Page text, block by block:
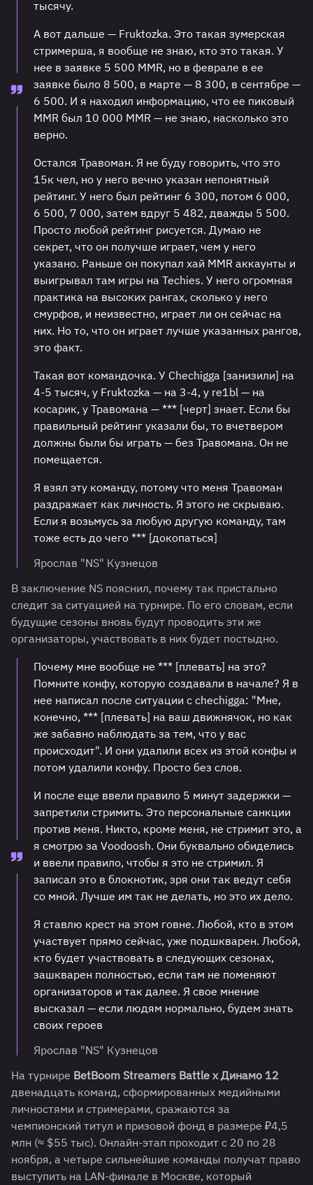
тысячу.
А вот дальше — Fruktozka. Это такая зумерская
стримерша, я вообще не знаю, кто это такая. У
нее в заявке 5 500 MMR, но в феврале в ее
заявке было 8 500, в марте — 8 300, в сентябре —
6 500. И я находил информацию, что ее пиковый
MMR был 10 000 MMR — не знаю, насколько это
верно.
Остался Травоман. Я не буду говорить, что это
15к чел, но у него вечно указан непонятный
рейтинг. У него был рейтинг 6 300, потом 6 000,
6 500, 7 000, затем вдруг 5 482, дважды 5 500.
Просто любой рейтинг рисуется. Думаю не
секрет, что он получше играет, чем у него
указано. Раньше он покупал хай MMR аккаунты и
выигрывал там игры на Techies. У него огромная
практика на высоких рангах, сколько у него
смурфов, и неизвестно, играет ли он сейчас на
них. Но то, что он играет лучше указанных рангов,
это факт.
Такая вот командочка. У Chechigga [занизили] на
4-5 тысяч, у Fruktozka — на 3-4, у re1bl — на
косарик, у Травомана — *** [черт] знает. Если бы
правильный рейтинг указали бы, то вчетвером
должны были бы играть — без Травомана. Он не
помещается.
Я взял эту команду, потому что меня Травоман
раздражает как личность. Я этого не скрываю.
Если я возьмусь за любую другую команду, там
тоже есть до чего *** [докопаться]
Ярослав "NS" Кузнецов
В заключение NS пояснил, почему так пристально
следит за ситуацией на турнире. По его словам, если
будущие сезоны вновь будут проводить эти же
организаторы, участвовать в них будет постыдно.
Почему мне вообще не *** [плевать] на это?
Помните конфу, которую создавали в начале? Я в
нее написал после ситуации с chechigga: "Мне,
конечно, *** [плевать] на ваш движнячок, но как
же забавно наблюдать за тем, что у вас
происходит". И они удалили всех из этой конфы и
потом удалили конфу. Просто без слов.
И после еще ввели правило 5 минут задержки —
запретили стримить. Это персональные санкции
против меня. Никто, кроме меня, не стримит это, а
я смотрю за Voodoosh. Они буквально обиделись
и ввели правило, чтобы я это не стримил. Я
записал это в блокнотик, зря они так ведут себя
со мной. Лучше им так не делать, но это их дело.
Я ставлю крест на этом говне. Любой, кто в этом
участвует прямо сейчас, уже подшкварен. Любой,
кто будет участвовать в следующих сезонах,
зашкварен полностью, если там не поменяют
организаторов и так далее. Я свое мнение
высказал — если людям нормально, будем знать
своих героев
Ярослав "NS" Кузнецов
На турнире BetBoom Streamers Battle x Динамо 12
двенадцать команд, сформированных медийными
личностями и стримерами, сражаются за
чемпионский титул и призовой фонд в размере ₽4,5
млн (≈ $55 тыс). Онлайн-этап проходит с 20 по 28
ноября, а четыре сильнейшие команды получат право
выступить на LAN-финале в Москве, который